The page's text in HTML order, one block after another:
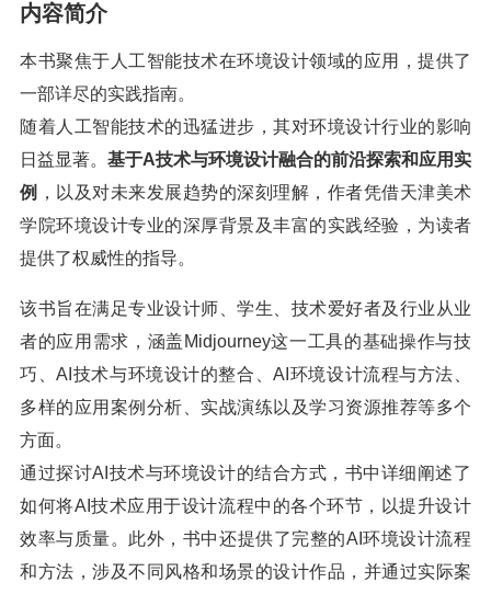
内容简介
本书聚焦于人工智能技术在环境设计领域的应用，提供了
一部详尽的实践指南。
随着人工智能技术的迅猛进步，其对环境设计行业的影响
日益显著。 基于A技术与环境设计融合的前沿探索和应用实
例
，以及对未来发展趋势的深刻理解，作者凭借天津美术
学院环境设计专业的深厚背景及丰富的实践经验，为读者
提供了权威性的指导。
该书旨在满足专业设计师、学生、技术爱好者及行业从业
者的应用需求，涵盖Midjourney这一工具的基础操作与技
巧、AI技术与环境设计的整合、AI环境设计流程与方法、
多样的应用案例分析、实战演练以及学习资源推荐等多个
方面。
通过探讨AI技术与环境设计的结合方式，书中详细阐述了
如何将AI技术应用于设计流程中的各个环节，以提升设计
效率与质量。此外，书中还提供了完整的AI环境设计流程
和方法，涉及不同风格和场景的设计作品，并通过实际案